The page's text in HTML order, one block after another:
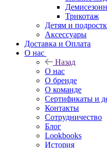
Трикотаж
Детям и
Аксессуары
Доставка и Оплата
О нас
Назад
О нас
О бренде
О команде
Сертификаты и
Контакты
Сотрудничество
Блог
Lookbooks
История